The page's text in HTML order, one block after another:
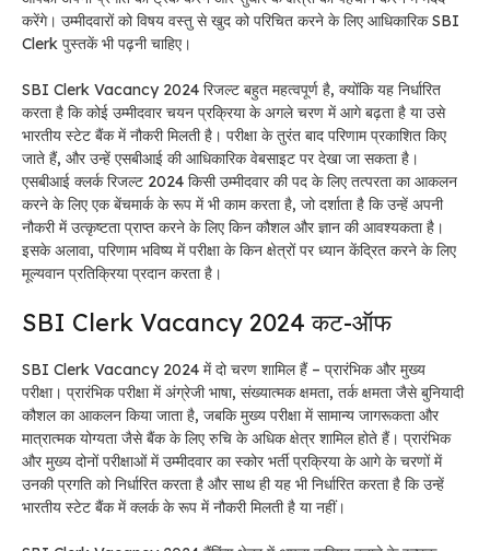
करेंगे। उम्मीदवारों को विषय वस्तु से खुद को परिचित करने के लिए आधिकारिक SBI
Clerk पुस्तकें भी पढ़नी चाहिए।
SBI Clerk Vacancy 2024 रिजल्ट बहुत महत्वपूर्ण है, क्योंकि यह निर्धारित
करता है कि कोई उम्मीदवार चयन प्रक्रिया के अगले चरण में आगे बढ़ता है या उसे
भारतीय स्टेट बैंक में नौकरी मिलती है। परीक्षा के तुरंत बाद परिणाम प्रकाशित किए
जाते हैं, और उन्हें एसबीआई की आधिकारिक वेबसाइट पर देखा जा सकता है।
एसबीआई क्लर्क रिजल्ट 2024 किसी उम्मीदवार की पद के लिए तत्परता का आकलन
करने के लिए एक बेंचमार्क के रूप में भी काम करता है, जो दर्शाता है कि उन्हें अपनी
नौकरी में उत्कृष्टता प्राप्त करने के लिए किन कौशल और ज्ञान की आवश्यकता है।
इसके अलावा, परिणाम भविष्य में परीक्षा के किन क्षेत्रों पर ध्यान केंद्रित करने के लिए
मूल्यवान प्रतिक्रिया प्रदान करता है।
SBI Clerk Vacancy 2024 कट-ऑफ
SBI Clerk Vacancy 2024 में दो चरण शामिल हैं – प्रारंभिक और मुख्य
परीक्षा। प्रारंभिक परीक्षा में अंग्रेजी भाषा, संख्यात्मक क्षमता, तर्क क्षमता जैसे बुनियादी
कौशल का आकलन किया जाता है, जबकि मुख्य परीक्षा में सामान्य जागरूकता और
मात्रात्मक योग्यता जैसे बैंक के लिए रुचि के अधिक क्षेत्र शामिल होते हैं। प्रारंभिक
और मुख्य दोनों परीक्षाओं में उम्मीदवार का स्कोर भर्ती प्रक्रिया के आगे के चरणों में
उनकी प्रगति को निर्धारित करता है और साथ ही यह भी निर्धारित करता है कि उन्हें
भारतीय स्टेट बैंक में क्लर्क के रूप में नौकरी मिलती है या नहीं।